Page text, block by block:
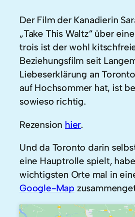
Der Film der Kanadierin
„Take This Waltz“ über
trois ist der wohl
Beziehungsfilm seit
Liebeserklärung an
auf Hochsommer hat, ist
sowieso richtig.
Rezension hier.
Und da Toronto darin
eine Hauptrolle spielt,
wichtigsten Orte mal in
Google-Map